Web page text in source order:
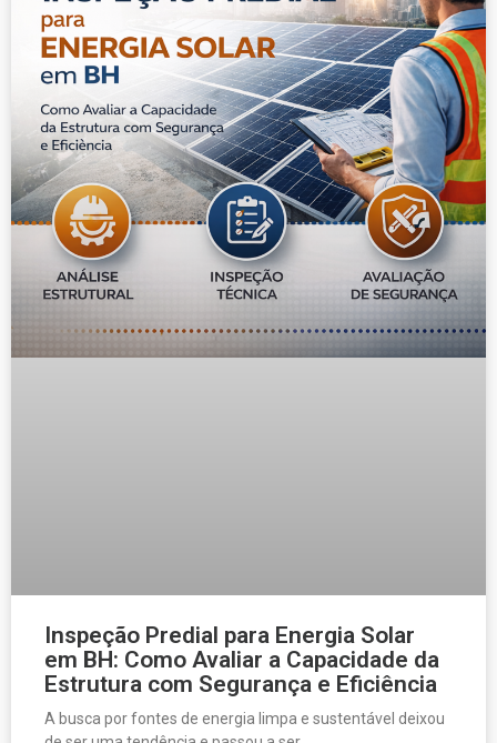
Inspeção Predial para Energia Solar
em BH: Como Avaliar a Capacidade da
Estrutura com Segurança e Eficiência
A busca por fontes de energia limpa e sustentável deixou